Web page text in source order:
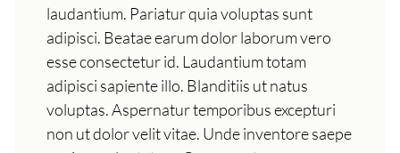
laudantium. Pariatur quia voluptas sunt
adipisci. Beatae earum dolor laborum vero
esse consectetur id. Laudantium totam
adipisci sapiente illo. Blanditiis ut natus
voluptas. Aspernatur temporibus excepturi
non ut dolor velit vitae. Unde inventore saepe